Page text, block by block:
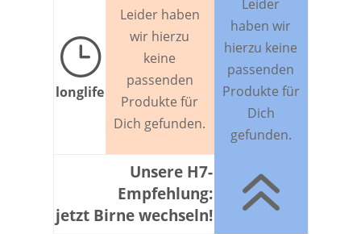
}
longlife
Leider haben
wir hierzu
keine
passenden
Produkte für
Dich gefunden.
Leider
haben wir
hierzu keine
passenden
Produkte für
Dich
gefunden.
Unsere H7-
Empfehlung:
jetzt Birne wechseln!
6